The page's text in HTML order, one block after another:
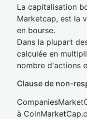
La capitalisation
Marketcap, est la
en bourse.
Dans la plupart
calculée en
nombre d'actions
Clause de non-
à